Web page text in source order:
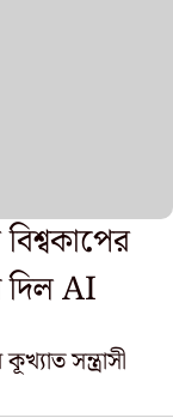
দিল AI
সন্ত্রাসী